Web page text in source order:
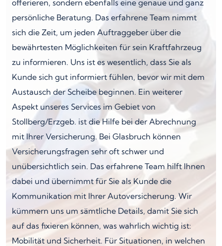
offerieren, sondern ebenfalls eine genaue und ganz
persönliche Beratung. Das erfahrene Team nimmt
sich die Zeit, um jeden Auftraggeber über die
bewährtesten Möglichkeiten für sein Kraftfahrzeug
zu informieren. Uns ist es wesentlich, dass Sie als
Kunde sich gut informiert fühlen, bevor wir mit dem
Austausch der Scheibe beginnen. Ein weiterer
Aspekt unseres Services im Gebiet von
Stollberg/Erzgeb. ist die Hilfe bei der Abrechnung
mit Ihrer Versicherung. Bei Glasbruch können
Versicherungsfragen sehr oft schwer und
unübersichtlich sein. Das erfahrene Team hilft Ihnen
dabei und übernimmt für Sie als Kunde die
Kommunikation mit Ihrer Autoversicherung. Wir
kümmern uns um sämtliche Details, damit Sie sich
auf das fixieren können, was wahrlich wichtig ist:
Mobilität und Sicherheit. Für Situationen, in welchen